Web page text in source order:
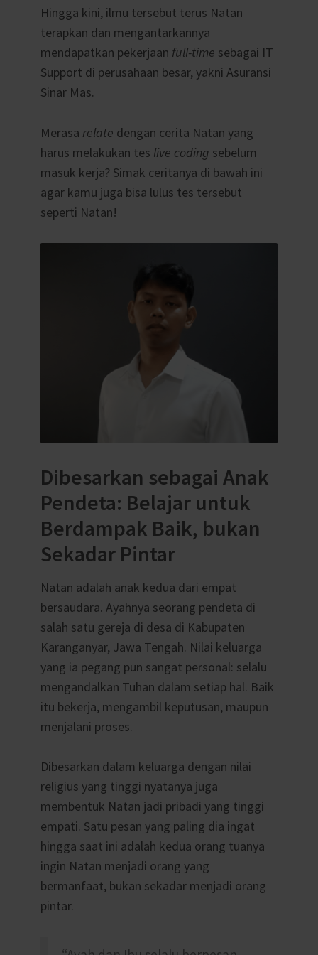
Hingga kini, ilmu tersebut terus Natan
terapkan dan mengantarkannya
mendapatkan pekerjaan full-time sebagai IT
Support di perusahaan besar, yakni Asuransi
Sinar Mas.
Merasa relate dengan cerita Natan yang
harus melakukan tes live coding sebelum
masuk kerja? Simak ceritanya di bawah ini
agar kamu juga bisa lulus tes tersebut
seperti Natan!
Dibesarkan sebagai Anak
Pendeta: Belajar untuk
Berdampak Baik, bukan
Sekadar Pintar
Natan adalah anak kedua dari empat
bersaudara. Ayahnya seorang pendeta di
salah satu gereja di desa di Kabupaten
Karanganyar, Jawa Tengah. Nilai keluarga
yang ia pegang pun sangat personal: selalu
mengandalkan Tuhan dalam setiap hal. Baik
itu bekerja, mengambil keputusan, maupun
menjalani proses.
Dibesarkan dalam keluarga dengan nilai
religius yang tinggi nyatanya juga
membentuk Natan jadi pribadi yang tinggi
empati. Satu pesan yang paling dia ingat
hingga saat ini adalah kedua orang tuanya
ingin Natan menjadi orang yang
bermanfaat, bukan sekadar menjadi orang
pintar.